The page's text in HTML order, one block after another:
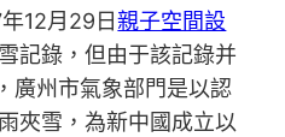
12月29日親子空間設
記錄，但由于該記錄并
廣州市氣象部門是以認
夾雪，為新中國成立以